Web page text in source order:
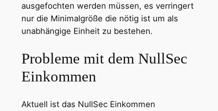
ausgefochten werden müssen, es verringert
nur die Minimalgröße die nötig ist um als
unabhängige Einheit zu bestehen.
Probleme mit dem NullSec
Einkommen
Aktuell ist das NullSec Einkommen